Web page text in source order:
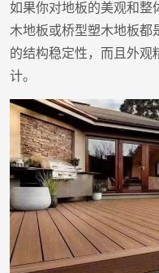
如果你对地板的美观和整
木地板或桥型塑木地板都
的结构稳定性，而且外
计。